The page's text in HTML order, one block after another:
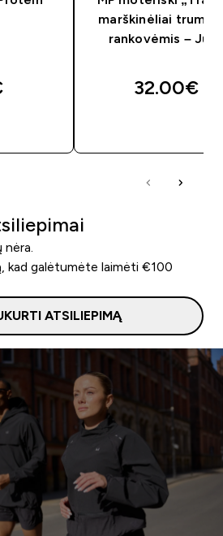
marškinėliai
rankovėmis –
32.00€‎
kad galėtumėte laimėti €100
ATSILIEPIMĄ